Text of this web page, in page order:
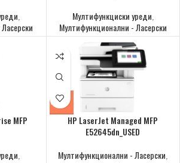
Мултифункциски уреди
Мултифункционални - Ласерски
MFP
HP LaserJet Managed MFP
E52645dn_USED
Мултифункционални - Ласерски